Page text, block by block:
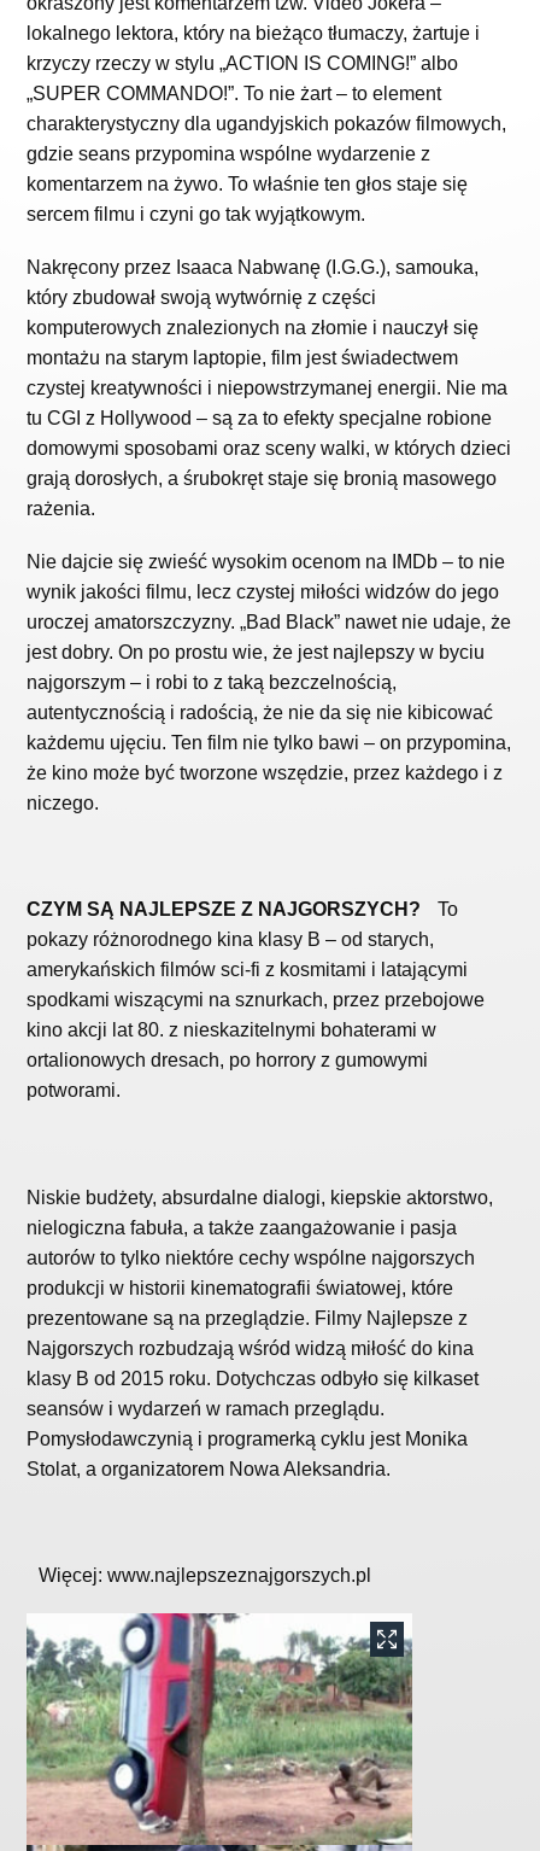
lokalnego lektora, który na bieżąco tłumaczy, żartuje i
krzyczy rzeczy w stylu „ACTION IS COMING!” albo
„SUPER COMMANDO!”. To nie żart – to element
charakterystyczny dla ugandyjskich pokazów filmowych,
gdzie seans przypomina wspólne wydarzenie z
komentarzem na żywo. To właśnie ten głos staje się
sercem filmu i czyni go tak wyjątkowym.
Nakręcony przez Isaaca Nabwanę (I.G.G.), samouka,
który zbudował swoją wytwórnię z części
komputerowych znalezionych na złomie i nauczył się
montażu na starym laptopie, film jest świadectwem
czystej kreatywności i niepowstrzymanej energii. Nie ma
tu CGI z Hollywood – są za to efekty specjalne robione
domowymi sposobami oraz sceny walki, w których dzieci
grają dorosłych, a śrubokręt staje się bronią masowego
rażenia.
Nie dajcie się zwieść wysokim ocenom na IMDb – to nie
wynik jakości filmu, lecz czystej miłości widzów do jego
uroczej amatorszczyzny. „Bad Black” nawet nie udaje, że
jest dobry. On po prostu wie, że jest najlepszy w byciu
najgorszym – i robi to z taką bezczelnością,
autentycznością i radością, że nie da się nie kibicować
każdemu ujęciu. Ten film nie tylko bawi – on przypomina,
że kino może być tworzone wszędzie, przez każdego i z
niczego.
CZYM SĄ NAJLEPSZE Z NAJGORSZYCH? To
pokazy różnorodnego kina klasy B – od starych,
amerykańskich filmów sci-fi z kosmitami i latającymi
spodkami wiszącymi na sznurkach, przez przebojowe
kino akcji lat 80. z nieskazitelnymi bohaterami w
ortalionowych dresach, po horrory z gumowymi
potworami.
Niskie budżety, absurdalne dialogi, kiepskie aktorstwo,
nielogiczna fabuła, a także zaangażowanie i pasja
autorów to tylko niektóre cechy wspólne najgorszych
produkcji w historii kinematografii światowej, które
prezentowane są na przeglądzie. Filmy Najlepsze z
Najgorszych rozbudzają wśród widzą miłość do kina
klasy B od 2015 roku. Dotychczas odbyło się kilkaset
seansów i wydarzeń w ramach przeglądu.
Pomysłodawczynią i programerką cyklu jest Monika
Stolat, a organizatorem Nowa Aleksandria.
Więcej: www.najlepszeznajgorszych.pl